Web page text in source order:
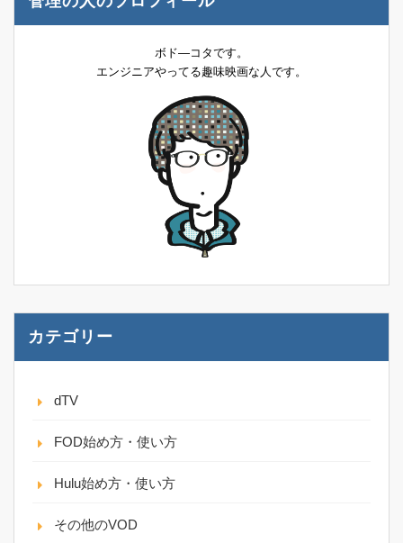
ボド―コタです。
エンジニアやってる趣味映画な人です。
カテゴリー
dTV
FOD始め方・使い方
Hulu始め方・使い方
その他のVOD